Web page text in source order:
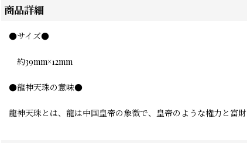
商品詳細
●サイズ●
約39mm×12mm
●龍神天珠の意味●
龍神天珠とは、龍は中国皇帝の象徴で、皇帝のような権力と富